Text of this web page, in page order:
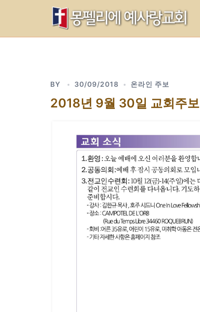
BY 30/09/2018 온라인 주보
2018년 9월 30일 교회주보